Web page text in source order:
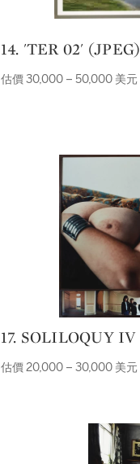
14. 'TER 02' (JPEG)
估價 30,000 – 50,000 美元
17. SOLILOQUY IV
估價 20,000 – 30,000 美元